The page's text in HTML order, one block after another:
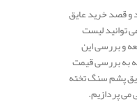
و قصد خرید عایق
توانید لیست
و بررسی این
به بررسی قیمت
پشم سنگ تخته
پردازیم.